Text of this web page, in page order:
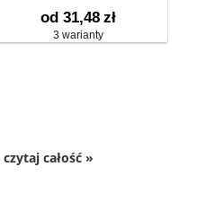
od 31,48 zł
3 warianty
czytaj całość »